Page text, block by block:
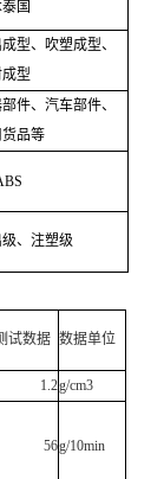
泰国
型、吹塑成型、
型
件、汽车部件、
货品等
、注塑级
试数据 数据单位
1.2g/cm3
56g/10min